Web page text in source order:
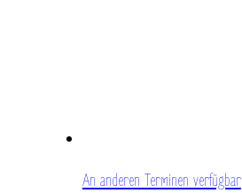
An anderen Terminen verfügbar